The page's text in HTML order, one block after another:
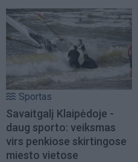
Sportas
Savaitgalį Klaipėdoje -
daug sporto: veiksmas
virs penkiose skirtingose
miesto vietose